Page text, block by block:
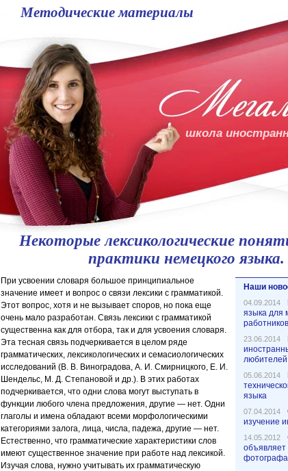
Методические материалы
школа
Некоторые лексикологические
практики немецкого языка.
Наши
04.09.2014
языка для
работников
23.06.2014
05.06.2014
языка
07.04.2014
изучение
14.05.2012
объявляет
При усвоении словаря большое принципиальное
значение имеет и вопрос о связи лексики с грамматикой.
Этот вопрос, хотя и не вызывает споров, но пока еще
очень мало разработан. Связь лексики с грамматикой
существенна как для отбора, так и для усвоения словаря.
Эта тесная связь подчеркивается в целом ряде
грамматических, лексикологических и семасиологических
исследований (В. В. Виноградова, А. И. Смирницкого, Е. И.
Шендельс, М. Д. Степановой и др.). В этих работах
подчеркивается, что одни слова могут выступать в
функции любого члена предложения, другие — нет. Одни
глаголы и имена обладают всеми морфологическими
категориями залога, лица, числа, падежа, другие — нет.
Естественно, что грамматические характеристики слов
имеют существенное значение при работе над лексикой.
Изучая слова, нужно учитывать их грамматическую